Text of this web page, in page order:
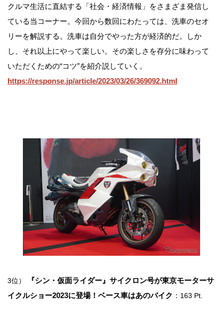
クルマ生活に直結する「社会・経済情報」をさまざま発信し
ている当コーナー。今回から数回にわたっては、洗車のセオ
リーを解説する。洗車は自分でやった方が経済的だ。しか
し、それ以上にやって楽しい。その楽しさを存分に味わって
いただくための“コツ”を紹介説していく。
https://response.jp/article/2023/03/26/369092.html
3位）
『シン・仮面ライダー』サイクロン号が東京モーターサ
イクルショー2023に登場！ベース車はあのバイク ： 163 Pt.